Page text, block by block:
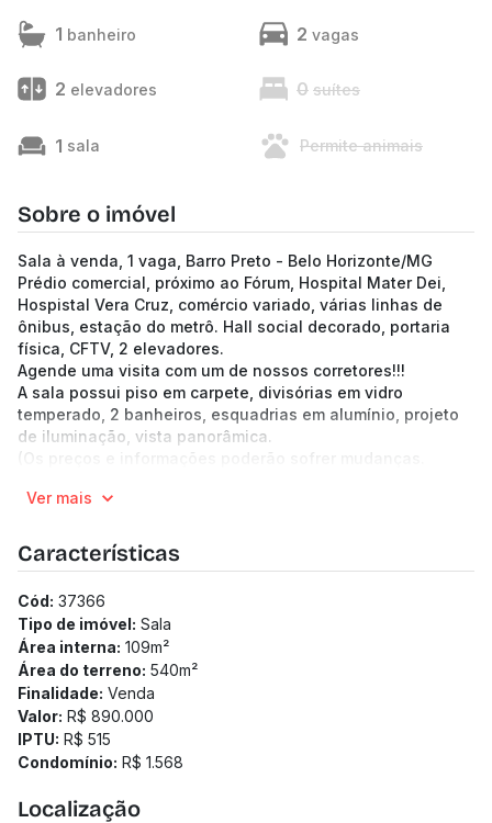
1 banheiro 2 vagas
2 elevadores 0 suítes
1 sala Permite animais
Sobre o imóvel
Sala à venda, 1 vaga, Barro Preto - Belo Horizonte/MG
Prédio comercial, próximo ao Fórum, Hospital Mater Dei,
Hospistal Vera Cruz, comércio variado, várias linhas de
ônibus, estação do metrô. Hall social decorado, portaria
física, CFTV, 2 elevadores.
Agende uma visita com um de nossos corretores!!!
A sala possui piso em carpete, divisórias em vidro
temperado, 2 banheiros, esquadrias em alumínio, projeto
de iluminação, vista panorâmica.
(Os preços e informações poderão sofrer mudanças.
Ver mais
Características
Cód: 37366
Tipo de imóvel: Sala
Área interna: 109m²
Área do terreno: 540m²
Finalidade: Venda
Valor: R$ 890.000
IPTU: R$ 515
Condomínio: R$ 1.568
Localização